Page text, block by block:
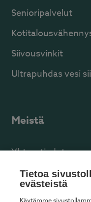
Senioripalvelut
Siivousvinkit
Ultrapuhdas vesi
Meistä
Yhteystiedot
Facebook
Tietoa
evästeistä
Käytämme